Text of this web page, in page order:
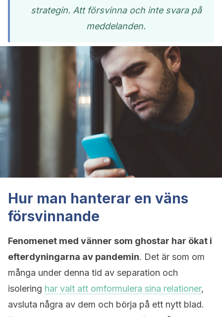
strategin. Att försvinna och inte svara på
meddelanden.
Hur man hanterar en väns
försvinnande
Fenomenet med vänner som ghostar har ökat i
efterdyningarna av pandemin. Det är som om
många under denna tid av separation och
isolering har valt att omformulera sina relationer,
avsluta några av dem och börja på ett nytt blad.